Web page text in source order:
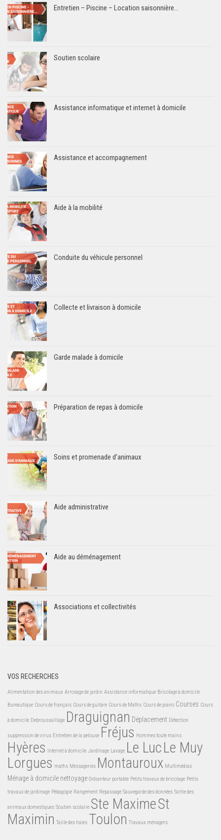
Entretien – Piscine – Location saisonnière…
Soutien scolaire
Assistance informatique et internet à domicile
Assistance et accompagnement
Aide à la mobilité
Conduite du véhicule personnel
Collecte et livraison à domicile
Garde malade à domicile
Préparation de repas à domicile
Soins et promenade d’animaux
Aide administrative
Aide au déménagement
Associations et collectivités
VOS RECHERCHES
Alimentation des animaux Arrosage de jardin Assistance informatique Bricolage à domicile
Bureautique Cours de français Cours de guitare Cours de Maths Cours de piano Courses Cours
à domicile Debroussaillage Draguignan Déplacement Détection
suppression de virus Entretien de la pelouse Fréjus Hommes toute mains
Hyères Internet à domicile Jardinage Lavage Le LucLe Muy
Lorgues maths Messageries Montauroux Multimédias
Ménage à domicile nettoyage Ordianteur portable Petits travaux de bricolage Petits
travaux de jardinage Pédagogie Rangement Repassage Sauvegarde des données Sortie des
animaux domestiques Soutien scolaire Ste MaximeSt
Maximin Taille des haies Toulon Travaux ménagers